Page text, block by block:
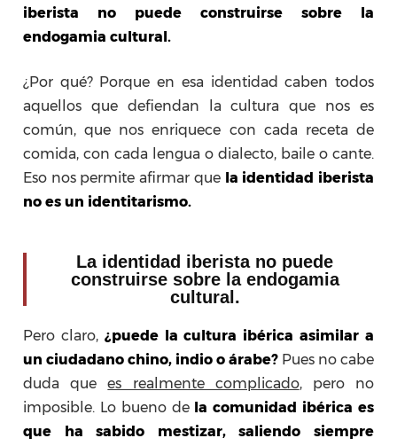
iberista no puede construirse sobre la
endogamia cultural.
¿Por qué? Porque en esa identidad caben todos
aquellos que defiendan la cultura que nos es
común, que nos enriquece con cada receta de
comida, con cada lengua o dialecto, baile o cante.
Eso nos permite afirmar que la identidad iberista
no es un identitarismo.
La identidad iberista no puede
construirse sobre la endogamia
cultural.
Pero claro, ¿puede la cultura ibérica asimilar a
un ciudadano chino, indio o árabe? Pues no cabe
duda quees realmente complicado, pero no
imposible. Lo bueno de la comunidad ibérica es
que ha sabido mestizar, saliendo siempre